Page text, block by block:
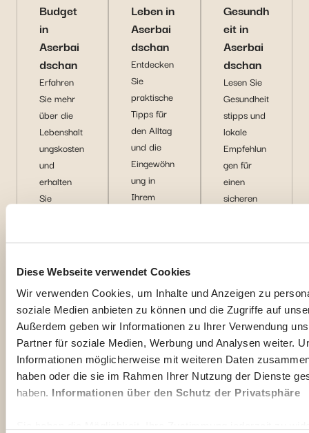
Diese Webseite verwendet Cookies
Wir verwenden Cookies, um Inhalte und Anzeigen zu
soziale Medien anbieten zu können und die Zugriffe auf
Außerdem geben wir Informationen zu Ihrer Verwendung
Partner für soziale Medien, Werbung und Analysen weiter.
Informationen möglicherweise mit weiteren Daten
haben oder die sie im Rahmen Ihrer Nutzung der Dienste
haben. Informationen über den Schutz der Privatsphäre
Budget
in
Aserbai
dschan
Erfahren
Sie mehr
über die
Lebenshalt
ungskosten
und
erhalten
Sie
Expats.
eh
r
en
td
ec
ke
n
Leben in
Aserbai
dschan
Entdecken
Sie
praktische
Tipps für
den Alltag
und die
Eingewöhn
ung in
Ihrem
eh
r
en
td
ec
ke
n
Gesundh
eit in
Aserbai
dschan
Lesen Sie
Gesundheit
stipps und
lokale
Empfehlun
gen für
einen
sicheren
r
en
td
ec
ke
n